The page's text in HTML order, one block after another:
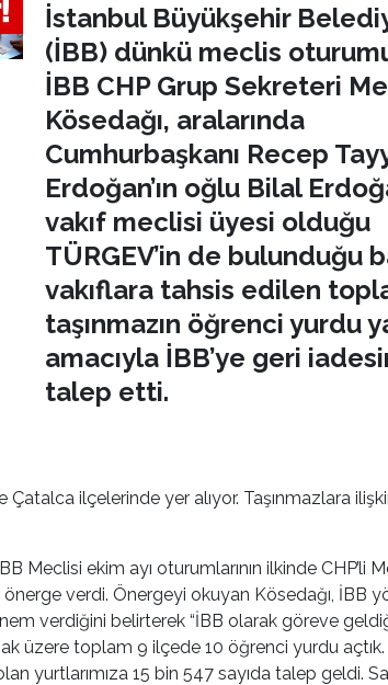
İstanbul Büyükşehir
(İBB) dünkü meclis
İBB CHP Grup Sekreteri
Kösedağı, aralarında
Cumhurbaşkanı Recep
Erdoğan’ın oğlu Bilal
vakıf meclisi üyesi olduğu
TÜRGEV’in de bulunduğu
vakıflara tahsis edilen
taşınmazın öğrenci yurdu
amacıyla İBB’ye geri
talep etti.
Çatalca ilçelerinde yer alıyor. Taşınmazlara
Meclisi ekim ayı oturumlarının ilkinde CHP’li
verdi. Önergeyi okuyan Kösedağı, İBB
verdiğini belirterek “İBB olarak göreve
üzere toplam 9 ilçede 10 öğrenci yurdu
yurtlarımıza 15 bin 547 sayıda talep geldi.